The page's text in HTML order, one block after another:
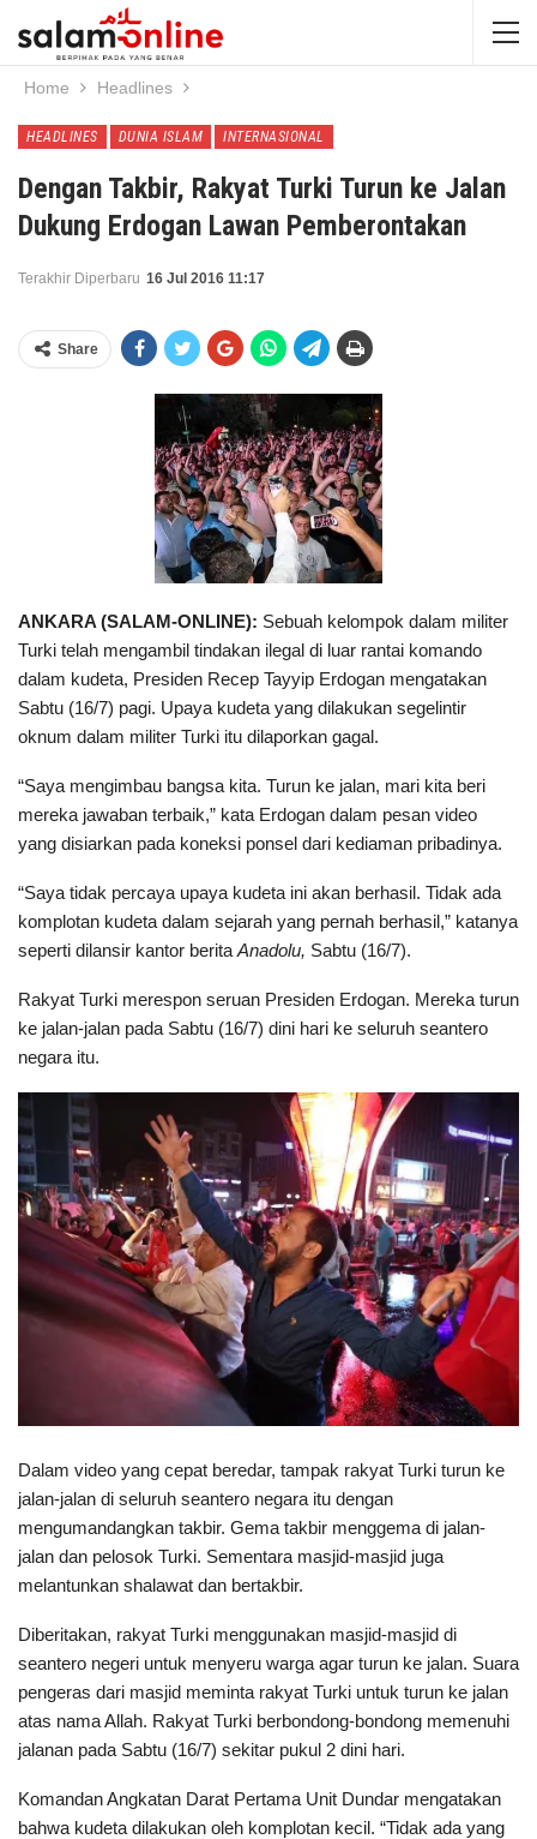
Home Headlines
HEADLINES DUNIA ISLAM INTERNASIONAL
Dengan Takbir, Rakyat Turki Turun ke Jalan
Dukung Erdogan Lawan Pemberontakan
Terakhir Diperbaru 16 Jul 2016 11:17
Share
ANKARA (SALAM-ONLINE): Sebuah kelompok dalam militer
Turki telah mengambil tindakan ilegal di luar rantai komando
dalam kudeta, Presiden Recep Tayyip Erdogan mengatakan
Sabtu (16/7) pagi. Upaya kudeta yang dilakukan segelintir
oknum dalam militer Turki itu dilaporkan gagal.
“Saya mengimbau bangsa kita. Turun ke jalan, mari kita beri
mereka jawaban terbaik,” kata Erdogan dalam pesan video
yang disiarkan pada koneksi ponsel dari kediaman pribadinya.
“Saya tidak percaya upaya kudeta ini akan berhasil. Tidak ada
komplotan kudeta dalam sejarah yang pernah berhasil,” katanya
seperti dilansir kantor berita Anadolu, Sabtu (16/7).
Rakyat Turki merespon seruan Presiden Erdogan. Mereka turun
ke jalan-jalan pada Sabtu (16/7) dini hari ke seluruh seantero
negara itu.
Dalam video yang cepat beredar, tampak rakyat Turki turun ke
jalan-jalan di seluruh seantero negara itu dengan
mengumandangkan takbir. Gema takbir menggema di jalan-
jalan dan pelosok Turki. Sementara masjid-masjid juga
melantunkan shalawat dan bertakbir.
Diberitakan, rakyat Turki menggunakan masjid-masjid di
seantero negeri untuk menyeru warga agar turun ke jalan. Suara
pengeras dari masjid meminta rakyat Turki untuk turun ke jalan
atas nama Allah. Rakyat Turki berbondong-bondong memenuhi
jalanan pada Sabtu (16/7) sekitar pukul 2 dini hari.
Komandan Angkatan Darat Pertama Unit Dundar mengatakan
bahwa kudeta dilakukan oleh komplotan kecil. “Tidak ada yang